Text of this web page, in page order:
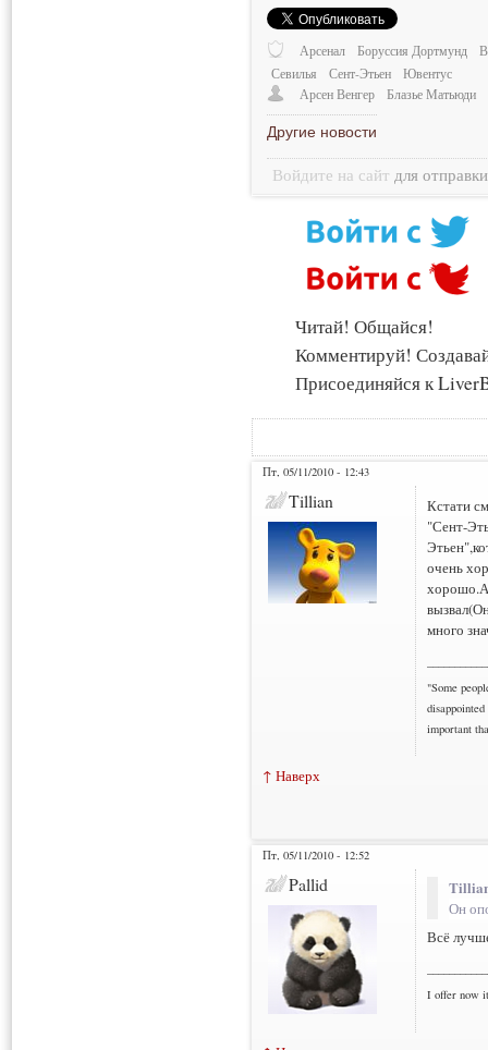
Арсенал Боруссия Дортмунд
Севилья
Сент-Этьен
Ювентус
Арсен Венгер
Блазье Матьюди
Другие новости
Войдите на сайт для
Читай! Общайся!
Комментируй!
Присоединяйся к
Пт, 05/11/2010 - 12:43
Tillian
Кстати
"Сент-
очень
хорошо.А
много
"Some
important
↑ Наверх
Пт, 05/11/2010 - 12:52
Pallid
Он
Всё
I offer now